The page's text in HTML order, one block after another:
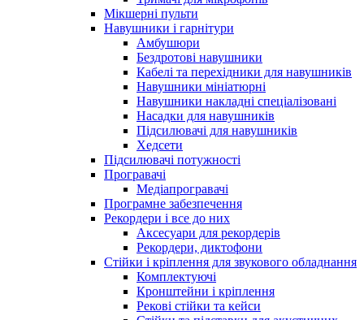
Мікшерні пульти
Навушники і гарнітури
Амбушюри
Бездротові навушники
Кабелі та перехідники для навушників
Навушники мініатюрні
Навушники накладні спеціалізовані
Насадки для навушників
Підсилювачі для навушників
Хедсети
Підсилювачі потужності
Програвачі
Медіапрогравачі
Програмне забезпечення
Рекордери і все до них
Аксесуари для рекордерів
Рекордери, диктофони
Стійки і кріплення для звукового обладнання
Комплектуючі
Кронштейни і кріплення
Рекові стійки та кейси